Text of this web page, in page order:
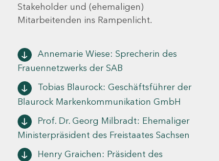
Stakeholder und (ehemaligen)
Mitarbeitenden ins Rampenlicht.
Annemarie Wiese: Sprecherin des
Frauennetzwerks der SAB
Tobias Blaurock: Geschäftsführer der
Blaurock Markenkommunikation GmbH
Prof. Dr. Georg Milbradt: Ehemaliger
Ministerpräsident des Freistaates Sachsen
Henry Graichen: Präsident des